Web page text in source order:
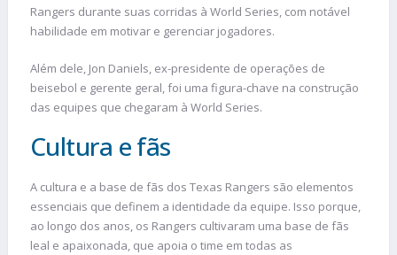
Rangers durante suas corridas à World Series, com notável
habilidade em motivar e gerenciar jogadores.
Além dele, Jon Daniels, ex-presidente de operações de
beisebol e gerente geral, foi uma figura-chave na construção
das equipes que chegaram à World Series.
Cultura e fãs
A cultura e a base de fãs dos Texas Rangers são elementos
essenciais que definem a identidade da equipe. Isso porque,
ao longo dos anos, os Rangers cultivaram uma base de fãs
leal e apaixonada, que apoia o time em todas as